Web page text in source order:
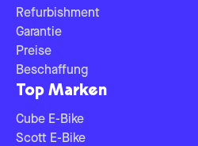
Refurbishment
Garantie
Preise
Beschaffung
Top Marken
Cube E-Bike
Scott E-Bike